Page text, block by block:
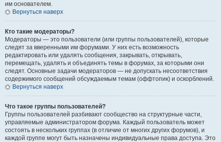
им основателем.
Вернуться наверх
Кто такие модераторы?
Модераторы — это пользователи (или группы пользователей), которые
следят за вверенными им форумами. У них есть возможность
редактировать или удалять сообщения, закрывать, открывать,
перемещать, удалять и объединять темы в форумах, за которыми они
следят. Основные задачи модераторов — не допускать несоответствия
содержимого сообщений обсуждаемым темам (оффтопик) и оскорблений.
Вернуться наверх
Что такое группы пользователей?
Группы пользователей разбивают сообщество на структурные части,
управляемые администратором форума. Каждый пользователь может
состоять в нескольких группах (в отличие от многих других форумов), и
каждой группе могут быть назначены индивидуальные права доступа. Это